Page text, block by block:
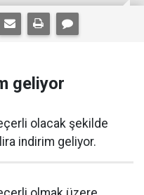
geliyor
olacak şekilde
indirim geliyor.